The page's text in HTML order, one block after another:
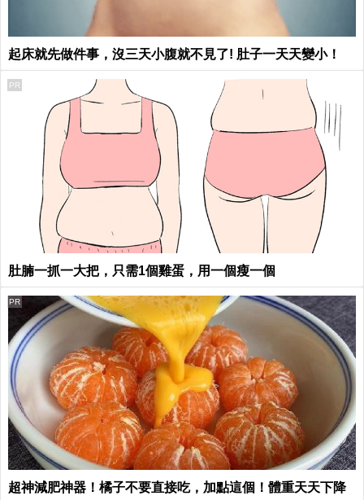
起床就先做件事，沒三天小腹就不見了! 肚子一天天變小！
肚腩一抓一大把，只需1個雞蛋，用一個瘦一個
PR
超神減肥神器！橘子不要直接吃，加點這個！體重天天下降
PR